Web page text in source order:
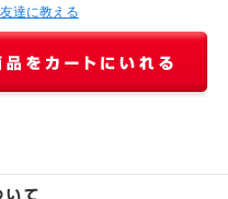
達に教える